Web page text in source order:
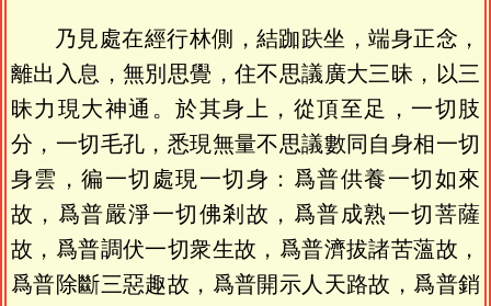
乃見處在經行林側，結跏趺坐，端身正念，
離出入息，無別思覺，住不思議廣大三昧，以三
昧力現大神通。於其身上，從頂至足，一切肢
分，一切毛孔，悉現無量不思議數同自身相一切
身雲，徧一切處現一切身：爲普供養一切如來
故，爲普嚴淨一切佛剎故，爲普成熟一切菩薩
故，爲普調伏一切衆生故，爲普濟拔諸苦薀故，
爲普除斷三惡趣故，爲普開示人天路故，爲普銷